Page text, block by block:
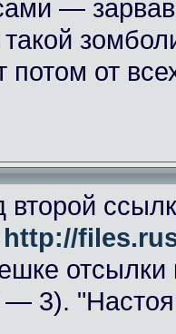
—
потом от
второй
http://
— 3).